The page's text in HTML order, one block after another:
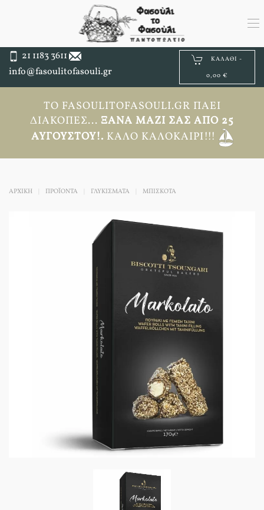
21 1183 3611
info@fasoulitofasouli.gr
ΚΑΛΆΘΙ -
0,00 €
ΤΟ FASOULITOFASOULI.GR ΠΆΕΙ
ΔΙΑΚΟΠΈΣ... ΞΑΝΆ ΜΑΖΊ ΣΑΣ ΑΠΟ 25
ΑΥΓΟΎΣΤΟΥ!. ΚΑΛΌ ΚΑΛΟΚΑΊΡΙ!!!
ΑΡΧΙΚΉ ΠΡΟΪΟΝΤΑ ΓΛΥΚΙΣΜΑΤΑ ΜΠΙΣΚΌΤΑ